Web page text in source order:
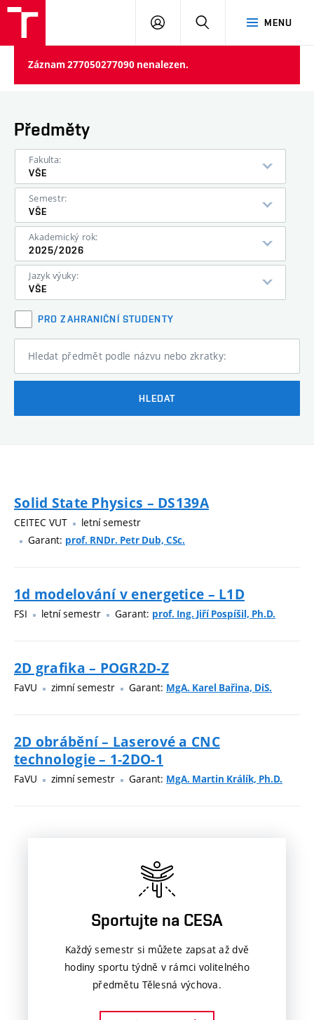
MENU
PŘIHLÁSIT
Záznam 277050277090 nenalezen.
Předměty
Fakulta:
VŠE
Semestr:
VŠE
Akademický rok:
2025/2026
Jazyk výuky:
VŠE
PRO ZAHRANIČNÍ STUDENTY
Hledat předmět podle názvu nebo zkratky:
HLEDAT
Solid State Physics – DS139A
CEITEC VUT
letní semestr
Garant: prof. RNDr. Petr Dub, CSc.
1d modelování v energetice – L1D
FSI letní semestr Garant: prof. Ing. Jiří Pospíšil, Ph.D.
2D grafika – POGR2D-Z
FaVU zimní semestr Garant: MgA. Karel Bařina, DiS.
2D obrábění – Laserové a CNC
technologie – 1-2DO-1
FaVU zimní semestr Garant: MgA. Martin Králík, Ph.D.
Sportujte na CESA
Každý semestr si můžete zapsat až dvě
hodiny sportu týdně v rámci volitelného
předmětu Tělesná výchova.